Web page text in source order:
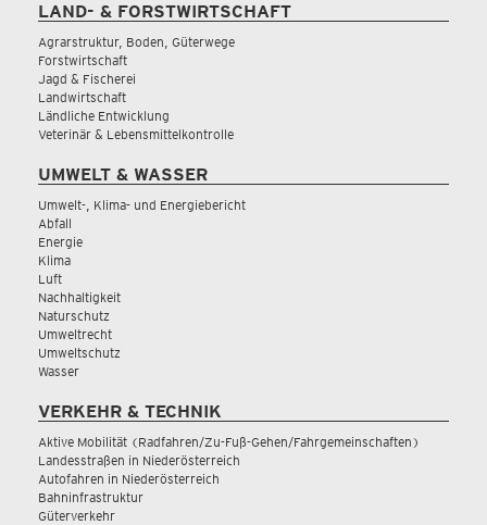
LAND- & FORSTWIRTSCHAFT
Agrarstruktur, Boden, Güterwege
Forstwirtschaft
Jagd & Fischerei
Landwirtschaft
Ländliche Entwicklung
Veterinär & Lebensmittelkontrolle
UMWELT & WASSER
Umwelt-, Klima- und Energiebericht
Abfall
Energie
Klima
Luft
Nachhaltigkeit
Naturschutz
Umweltrecht
Umweltschutz
Wasser
VERKEHR & TECHNIK
Aktive Mobilität (Radfahren/Zu-Fuß-Gehen/Fahrgemeinschaften)
Landesstraßen in Niederösterreich
Autofahren in Niederösterreich
Bahninfrastruktur
Güterverkehr